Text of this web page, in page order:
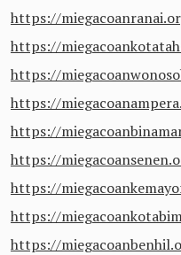
https://
https://
https://
https://
https://
https://
https://
https://
https://